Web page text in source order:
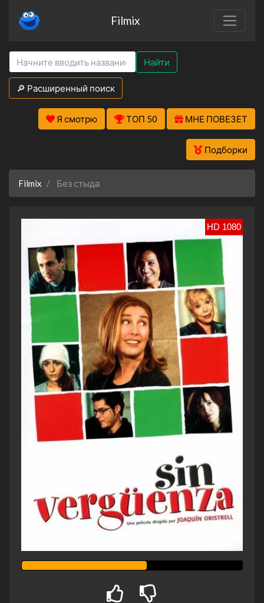
Filmix
Найти
🔎 Расширенный поиск
Я смотрю ТОП 50 МНЕ ПОВЕЗЕТ
Подборки
Filmix Без стыда
HD 1080